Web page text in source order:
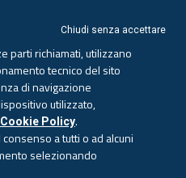
- Aggiornato alle 6.00
Chiudi senza accettare
parti richiamati, utilizzano
tecnico del sito
di navigazione
utilizzato,
Cookie Policy.
a tutti o ad alcuni
selezionando